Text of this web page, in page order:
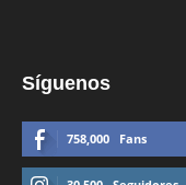
Síguenos
758,000 Fans